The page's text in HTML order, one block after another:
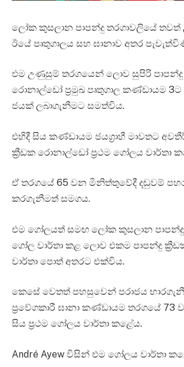
ලෝක කුසලාන පාපන්දු තරගාවලියේ
ඊයේ පෘතුගාලය සහ ඝානාව අතර
එම උණුසුම් තරගයෙන් ලොව සුපිරි පාපන්දු
රොනාල්ඩෝ ප්‍රමුඛ පෘතුගාල කණ්ඩායම
ජයක් ලබාගැනීමට සමත්විය.
එහිදී සිය කණ්ඩායම ජයග්‍රාහී මාවතට
ක්‍රීඩක රොනාල්ඩෝ ප්‍රථම ගෝලය වාර්තා
ඒ තරගයේ 65 වන මිනිත්තුවේදී දඬුවම්
කරගැනීමත් සමගය.
එම ගෝලයත් සමඟ ලෝක කුසලාන පාපන්දු
ගෝල වාර්තා කළ ලොව එකම පාපන්දු
වාර්තා පොත් අතරට එක්විය.
කෙසේ වෙතත් පහසුවෙන් පරාජය
ප්‍රවේගකාරී ඝානා කණ්ඩායම තරගයේ
සිය ප්‍රථම ගෝලය වාර්තා කළේය.
André Ayew විසින් එම ගෝලය වාර්තා